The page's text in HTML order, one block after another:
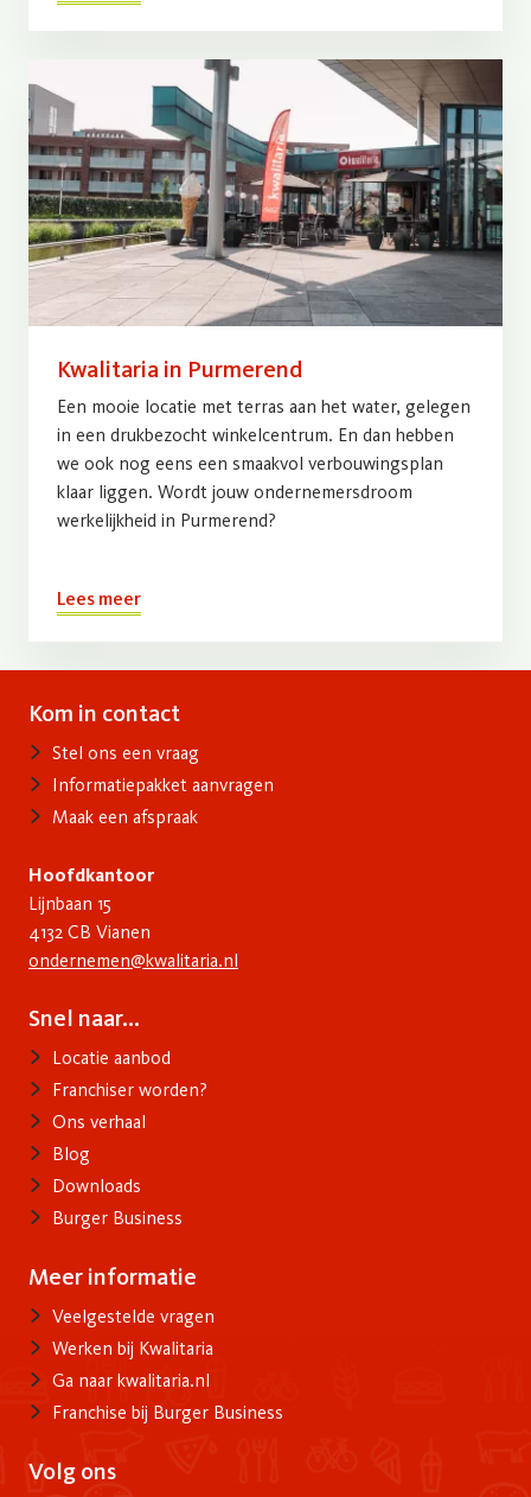
Kwalitaria in Purmerend
Een mooie locatie met terras aan het water, gelegen
in een drukbezocht winkelcentrum. En dan hebben
we ook nog eens een smaakvol verbouwingsplan
klaar liggen. Wordt jouw ondernemersdroom
werkelijkheid in Purmerend?
Lees meer
Kom in contact
Contact
Stel ons een vraag
Informatiepakket aanvragen
Maak een afspraak
Hoofdkantoor
Lijnbaan 15
4132 CB Vianen
ondernemen@kwalitaria.nl
Snel naar...
Voet
Locatie aanbod
Franchiser worden?
Ons verhaal
Blog
Downloads
Burger Business
Meer informatie
Info
Veelgestelde vragen
Werken bij Kwalitaria
Ga naar kwalitaria.nl
Franchise bij Burger Business
Volg ons